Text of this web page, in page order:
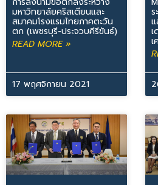
มหาวิทยาลัยคริสเตียนและ
สมาคมโรงแรมไทยภาคตะวัน
ตก (เพชรบุรี-ประจวบคีรีขันธ์)
READ MORE »
17 พฤศจิกายน 2021
เ
เ